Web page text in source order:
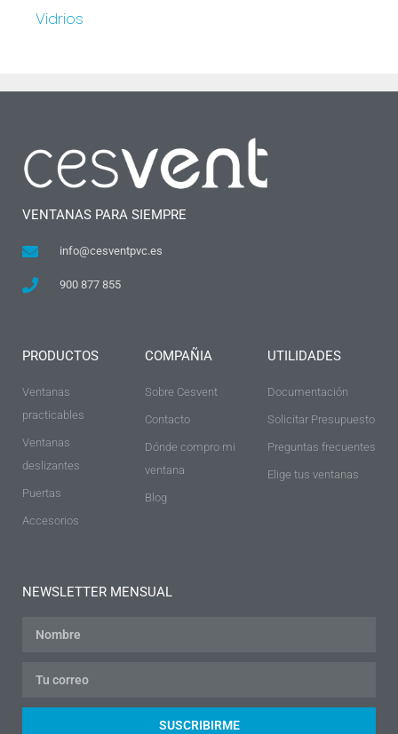
Vidrios
VENTANAS PARA SIEMPRE
info@cesventpvc.es
900 877 855
PRODUCTOS
Ventanas
practicables
Ventanas
deslizantes
Puertas
Accesorios
COMPAÑIA
Sobre Cesvent
Contacto
Dónde compro mi
ventana
Blog
UTILIDADES
Documentación
Solicitar Presupuesto
Preguntas frecuentes
Elige tus ventanas
NEWSLETTER MENSUAL
SUSCRIBIRME